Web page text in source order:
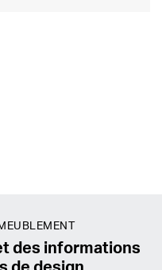
des informations